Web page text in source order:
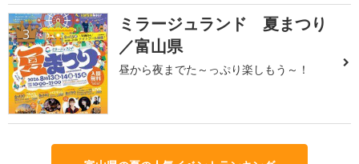
3
ミラージュランド 夏まつり
／富山県
昼から夜までた～っぷり楽しもう～！